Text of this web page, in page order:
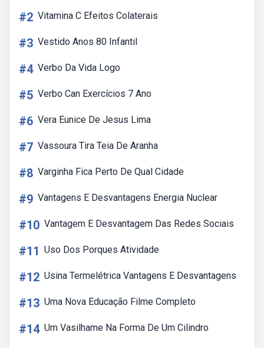
#2 Vitamina C Efeitos Colaterais
#3 Vestido Anos 80 Infantil
#4 Verbo Da Vida Logo
#5 Verbo Can Exercícios 7 Ano
#6 Vera Eunice De Jesus Lima
#7 Vassoura Tira Teia De Aranha
#8 Varginha Fica Perto De Qual Cidade
#9 Vantagens E Desvantagens Energia Nuclear
#10 Vantagem E Desvantagem Das Redes Sociais
#11 Uso Dos Porques Atividade
#12 Usina Termelétrica Vantagens E Desvantagens
#13 Uma Nova Educação Filme Completo
#14 Um Vasilhame Na Forma De Um Cilindro